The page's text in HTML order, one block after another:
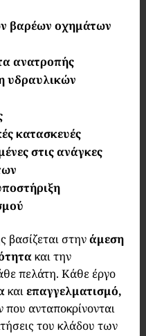
βαρέων οχημάτων
ανατροπής
υδραυλικών
κατασκευές
στις ανάγκες
βασίζεται στηνάμεση
και την
πελάτη. Κάθε έργο
καιεπαγγελματισμό,
ανταποκρίνονται
του κλάδου των